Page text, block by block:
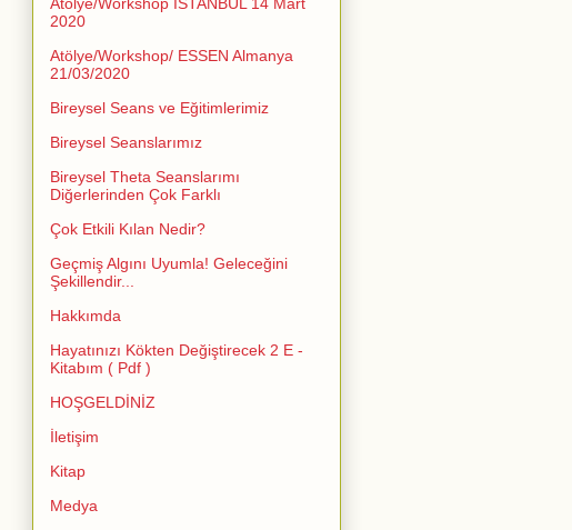
Atölye/Workshop İSTANBUL 14 Mart
2020
Atölye/Workshop/ ESSEN Almanya
21/03/2020
Bireysel Seans ve Eğitimlerimiz
Bireysel Seanslarımız
Bireysel Theta Seanslarımı
Diğerlerinden Çok Farklı
Çok Etkili Kılan Nedir?
Geçmiş Algını Uyumla! Geleceğini
Şekillendir...
Hakkımda
Hayatınızı Kökten Değiştirecek 2 E -
Kitabım ( Pdf )
HOŞGELDİNİZ
İletişim
Kitap
Medya